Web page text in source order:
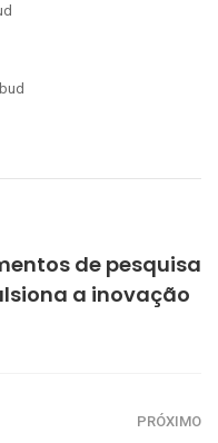
de pesquisa
a inovação
PRÓXIMO